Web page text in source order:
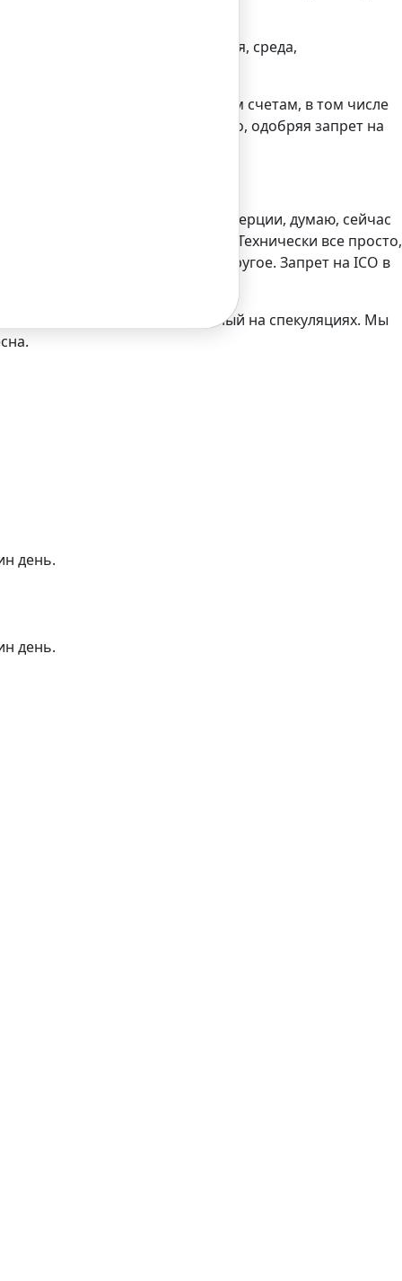
кредитная история, среда,
и долларах США по банковским счетам, в том числе
скорее консервативно, одобряя запрет на
с ними решениями э-коммерции, думаю, сейчас
а государственный контроль. Технически все просто,
одно, а здесь – совершенно другое. Запрет на ICO в
к инвестициям, основанный на спекуляциях. Мы
день.
день.